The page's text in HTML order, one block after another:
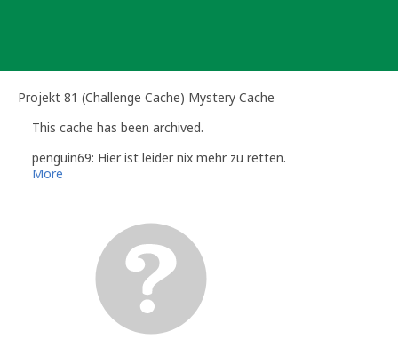
Projekt 81 (Challenge Cache) Mystery Cache
This cache has been archived.
penguin69: Hier ist leider nix mehr zu retten.
More